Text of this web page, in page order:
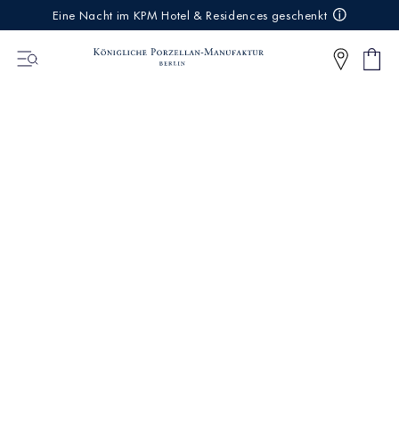
Eine Nacht im KPM Hotel & Residences geschenkt
0